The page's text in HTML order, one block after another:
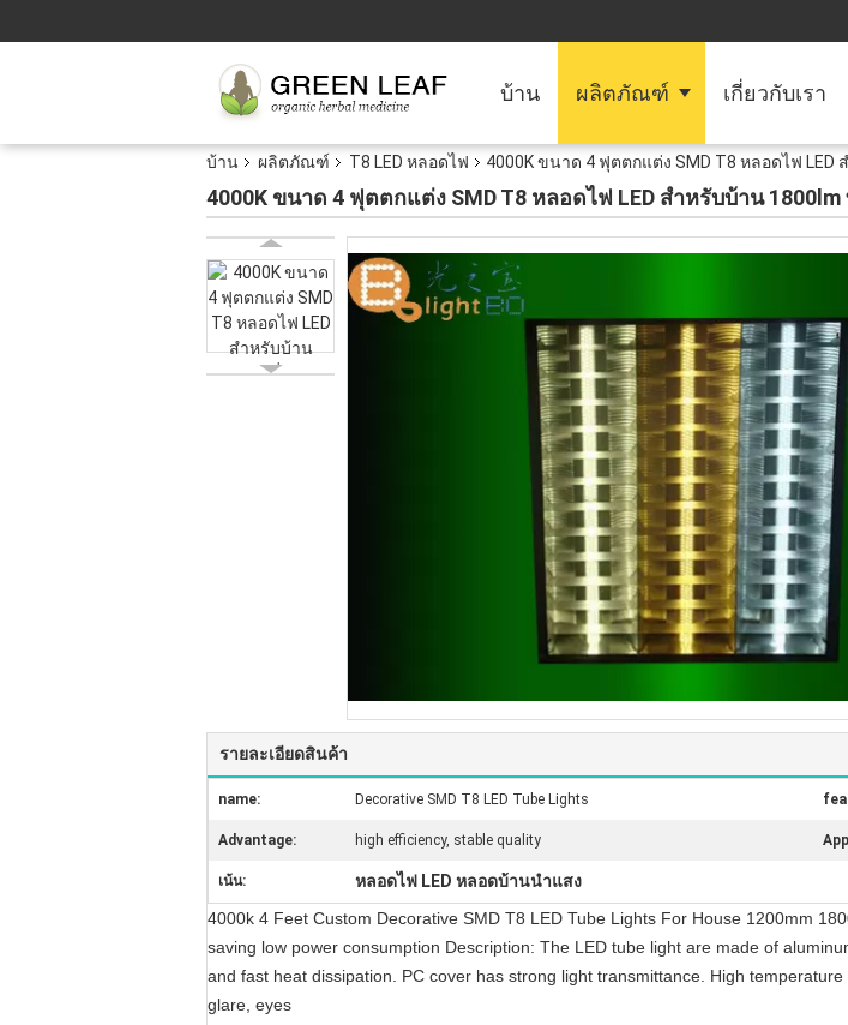
บ้าน ผลิตภัณฑ์ เกี่ยวกับเรา
บ้าน ผลิตภัณฑ์ T8 LED หลอดไฟ 4000K ขนาด 4 ฟุตตกแต่ง SMD T8 หลอดไฟ LED
4000K ขนาด 4 ฟุตตกแต่ง SMD T8 หลอดไฟ LED สำหรับบ้าน
รายละเอียดสินค้า
name: Decorative SMD T8 LED Tube Lights
Advantage: high efficiency, stable quality
เน้น:
หลอดไฟ LED หลอดบ้านนำแสง
4000k 4 Feet Custom Decorative SMD T8 LED Tube Lights For House 1200mm
saving low power consumption Description: The LED tube light are made of
and fast heat dissipation. PC cover has strong light transmittance. High
glare, eyes